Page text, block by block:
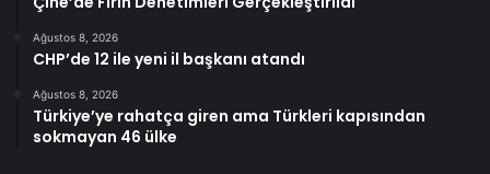
Ağustos 8, 2026
CHP’de 12 ile yeni il başkanı atandı
Ağustos 8, 2026
Türkiye’ye rahatça giren ama Türkleri kapısından
sokmayan 46 ülke